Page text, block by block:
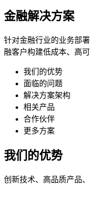
金融解决方案
针对金融行业的业务部
融客户构建低成本、高
我们的优势
面临的问题
解决方案架构
相关产品
合作伙伴
更多方案
我们的优势
创新技术、高品质产品